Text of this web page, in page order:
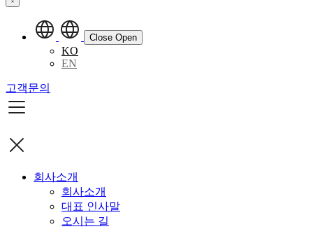
Close Open
KO
EN
고객문의
회사소개
회사소개
대표 인사말
오시는 길